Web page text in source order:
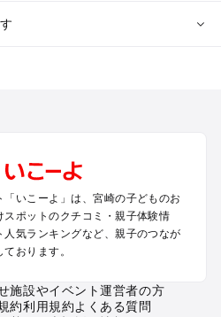
ト
いこーよ」は、宮崎の子どものお
ポットのクチコミ・親子体験情
気ランキングなど、親子のつなが
おります。
施設やイベント運営者の方
約利用規約よくある質問